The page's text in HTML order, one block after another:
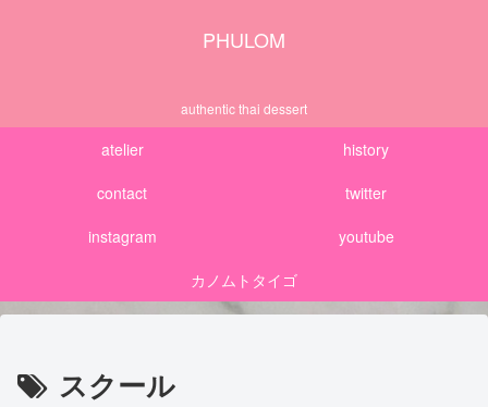
PHULOM
authentic thai dessert
atelier
history
contact
twitter
instagram
youtube
カノムトタイゴ
スクール